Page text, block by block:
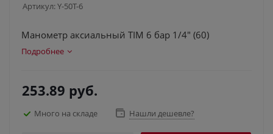
Артикул:Y-50T-6
Манометр аксиальный TIM 6 бар 1/4" (60)
Подробнее
253.89 руб.
Много на складе Нашли дешевле?